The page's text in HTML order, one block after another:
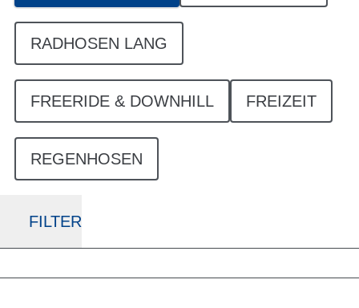
RADHOSEN LANG
FREERIDE & DOWNHILL FREIZEIT
REGENHOSEN
FILTER